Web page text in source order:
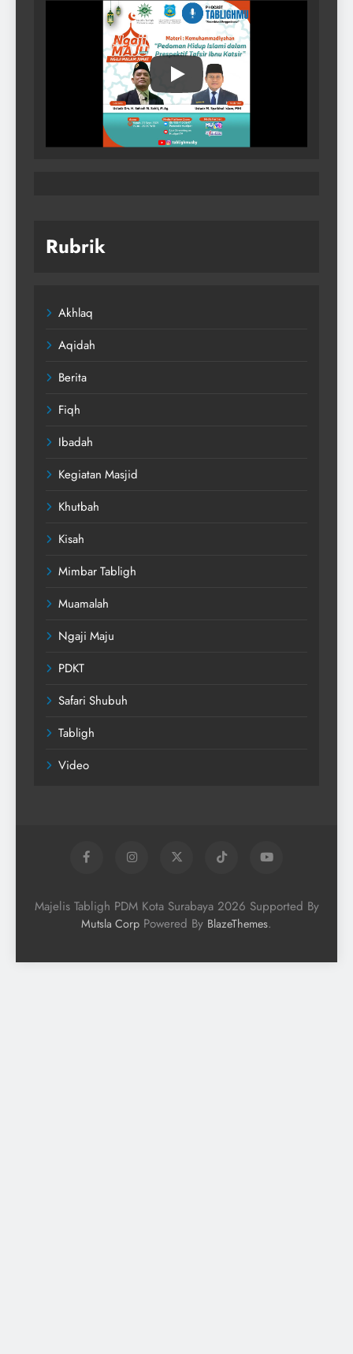
Rubrik
Akhlaq
Aqidah
Berita
Fiqh
Ibadah
Kegiatan Masjid
Khutbah
Kisah
Mimbar Tabligh
Muamalah
Ngaji Maju
PDKT
Safari Shubuh
Tabligh
Video
Majelis Tabligh PDM Kota Surabaya 2026 Supported By
Mutsla Corp Powered By BlazeThemes.